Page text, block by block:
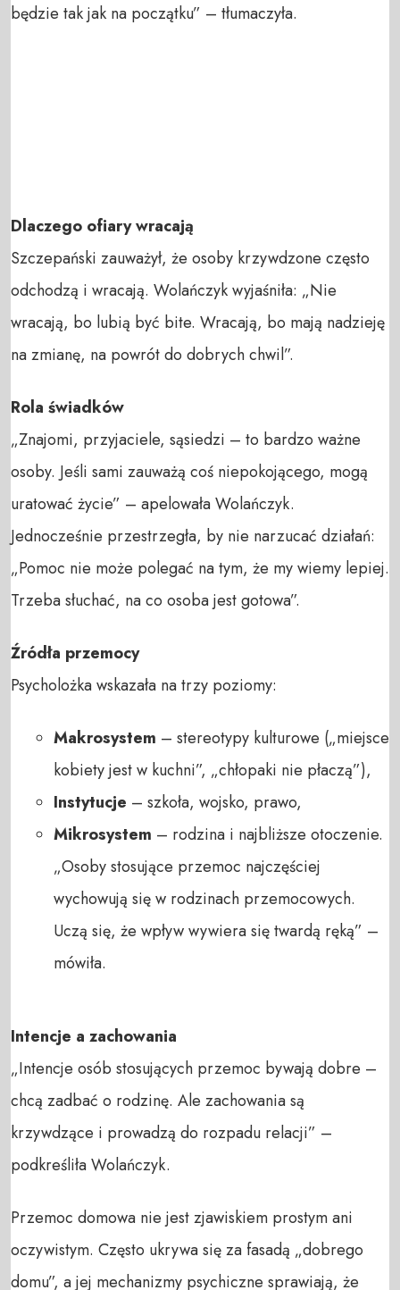
będzie tak jak na początku” – tłumaczyła.
Dlaczego ofiary wracają
Szczepański zauważył, że osoby krzywdzone często
odchodzą i wracają. Wolańczyk wyjaśniła: „Nie
wracają, bo lubią być bite. Wracają, bo mają nadzieję
na zmianę, na powrót do dobrych chwil”.
Rola świadków
„Znajomi, przyjaciele, sąsiedzi – to bardzo ważne
osoby. Jeśli sami zauważą coś niepokojącego, mogą
uratować życie” – apelowała Wolańczyk.
Jednocześnie przestrzegła, by nie narzucać działań:
„Pomoc nie może polegać na tym, że my wiemy lepiej.
Trzeba słuchać, na co osoba jest gotowa”.
Źródła przemocy
Psycholożka wskazała na trzy poziomy:
Makrosystem – stereotypy kulturowe („miejsce
kobiety jest w kuchni”, „chłopaki nie płaczą”),
Instytucje – szkoła, wojsko, prawo,
Mikrosystem – rodzina i najbliższe otoczenie.
„Osoby stosujące przemoc najczęściej
wychowują się w rodzinach przemocowych.
Uczą się, że wpływ wywiera się twardą ręką” –
mówiła.
Intencje a zachowania
„Intencje osób stosujących przemoc bywają dobre –
chcą zadbać o rodzinę. Ale zachowania są
krzywdzące i prowadzą do rozpadu relacji” –
podkreśliła Wolańczyk.
Przemoc domowa nie jest zjawiskiem prostym ani
oczywistym. Często ukrywa się za fasadą „dobrego
domu”, a jej mechanizmy psychiczne sprawiają, że